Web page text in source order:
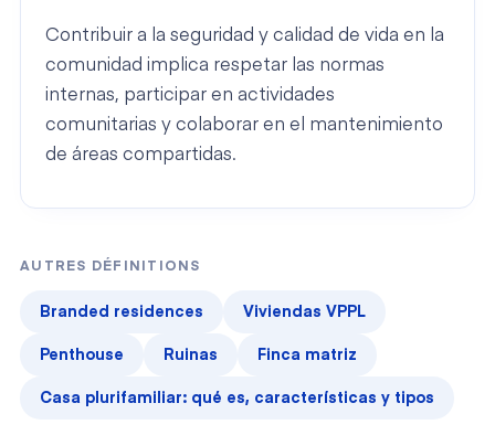
Contribuir a la seguridad y calidad de vida en la
comunidad implica respetar las normas
internas, participar en actividades
comunitarias y colaborar en el mantenimiento
de áreas compartidas.
AUTRES DÉFINITIONS
Branded residences Viviendas VPPL
Penthouse Ruinas Finca matriz
Casa plurifamiliar: qué es, características y tipos